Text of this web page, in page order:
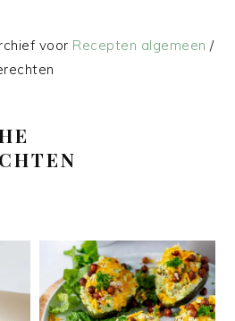
voor Recepten algemeen /